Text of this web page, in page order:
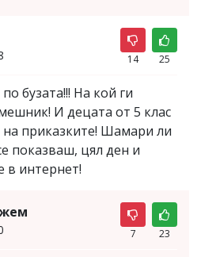
14 25
бузата!!! На кой ги
И децата от 5 клас
на приказките! Шамари ли
показваш, цял ден и
в интернет!
7 23